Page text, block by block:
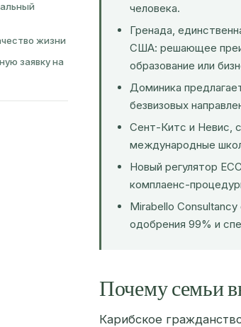
жизни
заявку на
человека.
Гренада,
США: решающее
образование или
Доминика
безвизовых
Сент-Китс и Невис,
международные
Новый регулятор
комплаенс-
Mirabello
одобрения 99% и
Почему семьи
Карибское